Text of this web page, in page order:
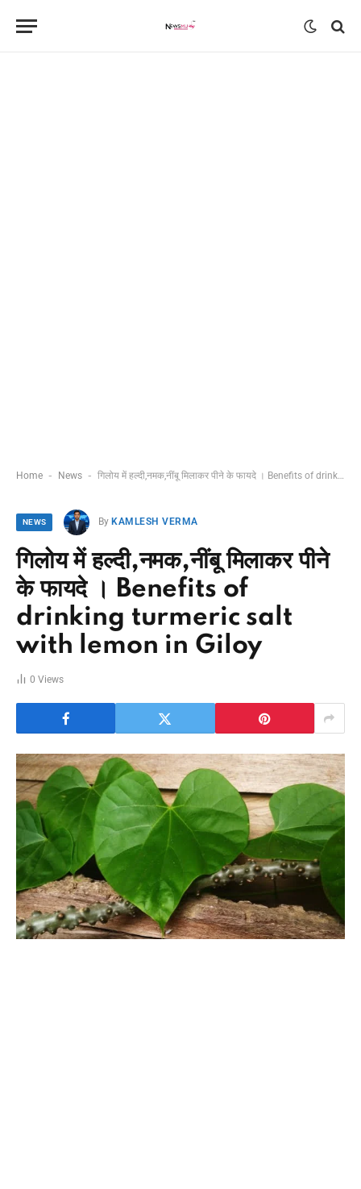
Home - News - गिलोय में हल्दी,नमक,नींबू मिलाकर पीने के फायदे । Benefits of drinking turmeric salt with lemon in Giloy
NEWS By KAMLESH VERMA
गिलोय में हल्दी,नमक,नींबू मिलाकर पीने
के फायदे । Benefits of
drinking turmeric salt
with lemon in Giloy
0 Views